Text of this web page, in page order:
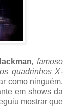
, famoso
quadrinhos X-
como ninguém.
em shows da
mostrar que